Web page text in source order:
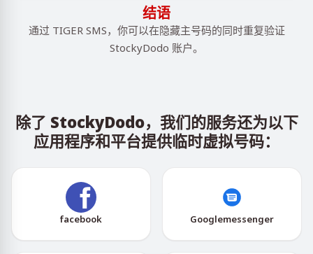
结语
通过 TIGER SMS，你可以在隐藏主号码的同时重复验证
StockyDodo 账户。
除了 StockyDodo，我们的服务还为以下
应用程序和平台提供临时虚拟号码：
facebook Googlemessenger